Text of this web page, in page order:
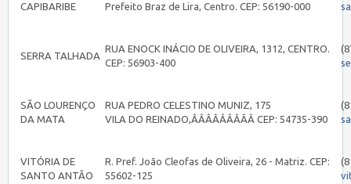
CAPIBARIBE
Prefeito Braz de Lira, Centro. CEP: 56190-000
SERRA TALHADA
RUA ENOCK INÁCIO DE OLIVEIRA, 1312, CENTRO.
CEP: 56903-400
SÃO LOURENÇO
DA MATA
RUA PEDRO CELESTINO MUNIZ, 175
VILA DO REINADO,ÂÂÂÂÂÂÂÂÂ CEP: 54735-390
VITÓRIA DE
SANTO ANTÃO
R. Pref. João Cleofas de Oliveira, 26 - Matriz. CEP:
55602-125